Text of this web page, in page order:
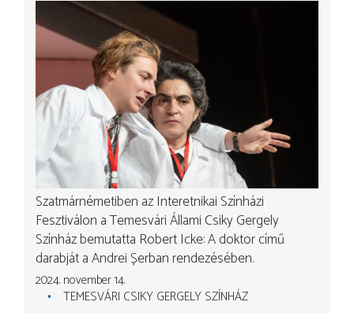
Szatmárnémetiben az Interetnikai Színházi
Fesztiválon a Temesvári Állami Csiky Gergely
Színház bemutatta Robert Icke: A doktor című
darabját a Andrei Șerban rendezésében.
2024. november 14.
TEMESVÁRI CSIKY GERGELY SZÍNHÁZ